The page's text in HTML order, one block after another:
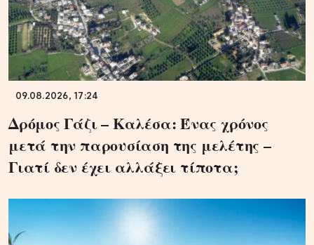
09.08.2026, 17:24
Δρόμος Γάζι – Καλέσα: Ένας χρόνος
μετά την παρουσίαση της μελέτης –
Γιατί δεν έχει αλλάξει τίποτα;